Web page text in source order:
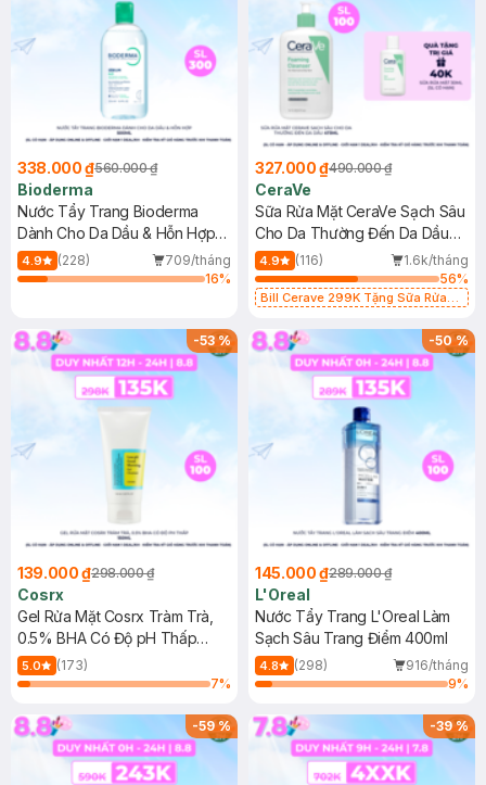
338.000 ₫560.000 ₫
Bioderma
Nước Tẩy Trang Bioderma
Dành Cho Da Dầu & Hỗn Hợp
500ml
4.9 (228)
709/tháng
16%
327.000 ₫490.000 ₫
CeraVe
Sữa Rửa Mặt CeraVe Sạch Sâu
Cho Da Thường Đến Da Dầu
473ml
4.9 (116)
1.6k/tháng
56%
Bill Cerave 299K Tặng Sữa Rửa
-53%
139.000 ₫298.000 ₫
Cosrx
Gel Rửa Mặt Cosrx Tràm Trà,
0.5% BHA Có Độ pH Thấp
150ml
5.0
(173)
7%
-50%
145.000 ₫289.000 ₫
L'Oreal
Nước Tẩy Trang L'Oreal Làm
Sạch Sâu Trang Điểm 400ml
4.8 (298)
916/tháng
9%
-59% -39%